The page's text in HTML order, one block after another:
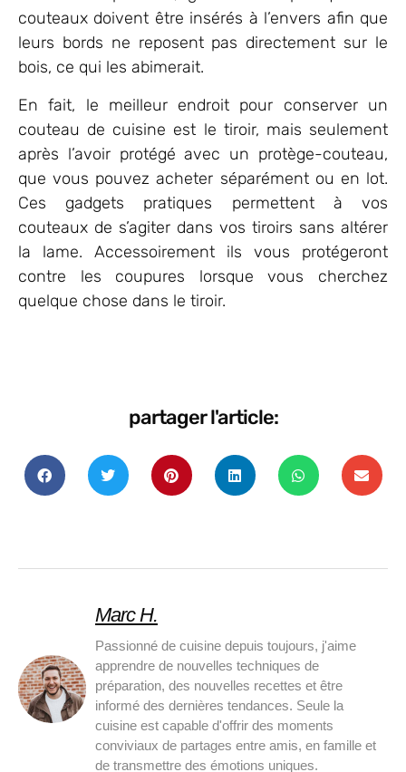
couteaux doivent être insérés à l’envers afin que
leurs bords ne reposent pas directement sur le
bois, ce qui les abimerait.
En fait, le meilleur endroit pour conserver un
couteau de cuisine est le tiroir, mais seulement
après l’avoir protégé avec un protège-couteau,
que vous pouvez acheter séparément ou en lot.
Ces gadgets pratiques permettent à vos
couteaux de s’agiter dans vos tiroirs sans altérer
la lame. Accessoirement ils vous protégeront
contre les coupures lorsque vous cherchez
quelque chose dans le tiroir.
partager l'article:
Marc H.
Passionné de cuisine depuis toujours, j'aime
apprendre de nouvelles techniques de
préparation, des nouvelles recettes et être
informé des dernières tendances. Seule la
cuisine est capable d'offrir des moments
conviviaux de partages entre amis, en famille et
de transmettre des émotions uniques.